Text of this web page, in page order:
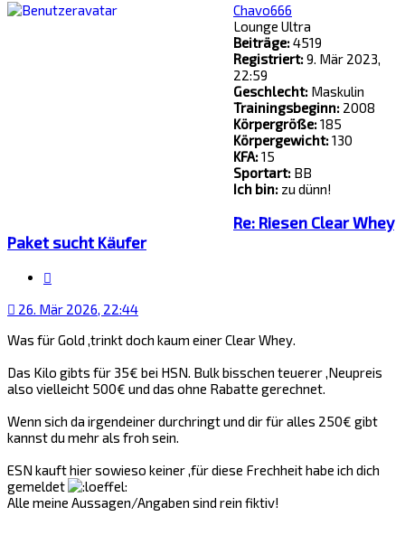
Chavo666
Lounge Ultra
Beiträge:4519
Registriert:9. Mär 2023,
22:59
Geschlecht: Maskulin
Trainingsbeginn: 2008
Körpergröße:185
Körpergewicht:130
KFA:15
Sportart: BB
Ich bin: zu dünn!
Re: Riesen Clear Whey
Paket sucht Käufer
26. Mär 2026, 22:44
Was für Gold ,trinkt doch kaum einer Clear Whey.
Das Kilo gibts für 35€ bei HSN. Bulk bisschen teuerer ,Neupreis
also vielleicht 500€ und das ohne Rabatte gerechnet.
Wenn sich da irgendeiner durchringt und dir für alles 250€ gibt
kannst du mehr als froh sein.
ESN kauft hier sowieso keiner ,für diese Frechheit habe ich dich
gemeldet
Alle meine Aussagen/Angaben sind rein fiktiv!